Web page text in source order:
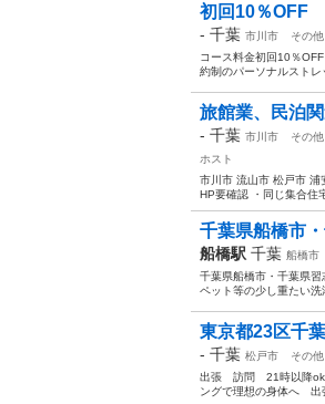
初回10％OFF
- 千葉 市川市
その他
コース料金初回10％
約制のパーソナルストレ
旅館業、民泊
- 千葉 市川市
その他
ホスト
市川市 流山市 松戸市 浦
HP要確認 ・同じ集合住
千葉県船橋市
船橋駅 千葉 船橋市
千葉県船橋市・千葉県
ペット等の少し重たい洗
東京都23区千
- 千葉 松戸市
その他
出張 訪問 21時以降ok
ングで理想の身体へ